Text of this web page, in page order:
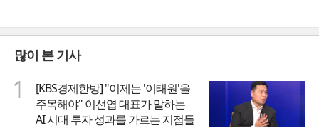
많이 본 기사
1
[KBS경제한방] "이제는 '이태원'을
주목해야" 이선엽 대표가 말하는
AI 시대 투자 성과를 가르는 지점들